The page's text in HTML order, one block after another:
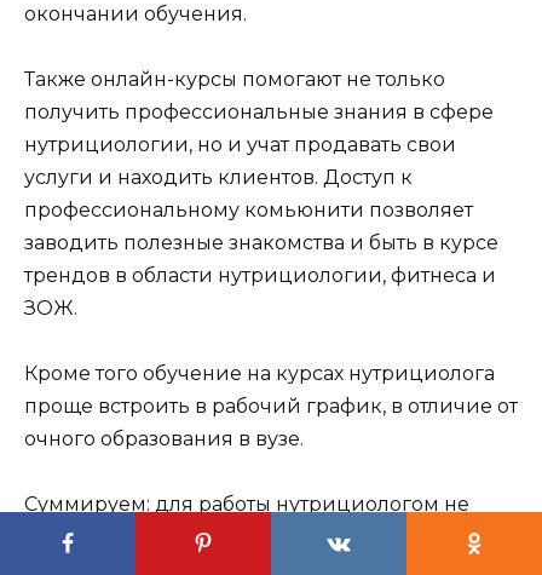
окончании обучения.
Также онлайн-курсы помогают не только
получить профессиональные знания в сфере
нутрициологии, но и учат продавать свои
услуги и находить клиентов. Доступ к
профессиональному комьюнити позволяет
заводить полезные знакомства и быть в курсе
трендов в области нутрициологии, фитнеса и
ЗОЖ.
Кроме того обучение на курсах нутрициолога
проще встроить в рабочий график, в отличие от
очного образования в вузе.
Суммируем: для работы нутрициологом не
нужно высшее образование в сфере